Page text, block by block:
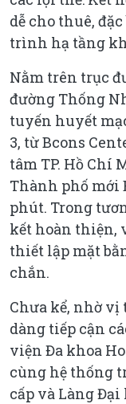
dễ cho thuê,
trình hạ tầng
Nằm trên trục
đường Thống
tuyến huyết
3, từ Bcons
tâm TP. Hồ Chí
Thành phố mới
phút. Trong
kết hoàn thiện,
thiết lập mặt
chắn.
Chưa kể, nhờ vị
dàng tiếp cận
viện Đa khoa
cùng hệ thống
cấp và Làng Đại